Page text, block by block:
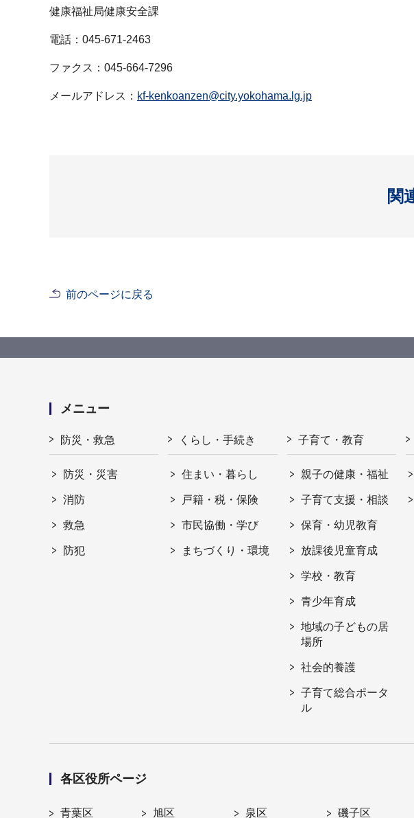
健康福祉局健康安全課
電話：045-671-2463
ファクス：045-664-7296
メールアドレス： kf-kenkoanzen@city.yokohama.lg.jp
関
前のページに戻る
メニュー
防災・救急
防災・災害
消防
救急
防犯
くらし・手続き
住まい・暮らし
戸籍・税・保険
市民協働・学び
まちづくり・環境
子育て・教育
親子の健康・福祉
子育て支援・相談
保育・幼児教育
放課後児童育成
学校・教育
青少年育成
地域の子どもの居
場所
社会的養護
子育て総合ポータ
ル
各区役所ページ
青葉区 旭区 泉区 磯子区